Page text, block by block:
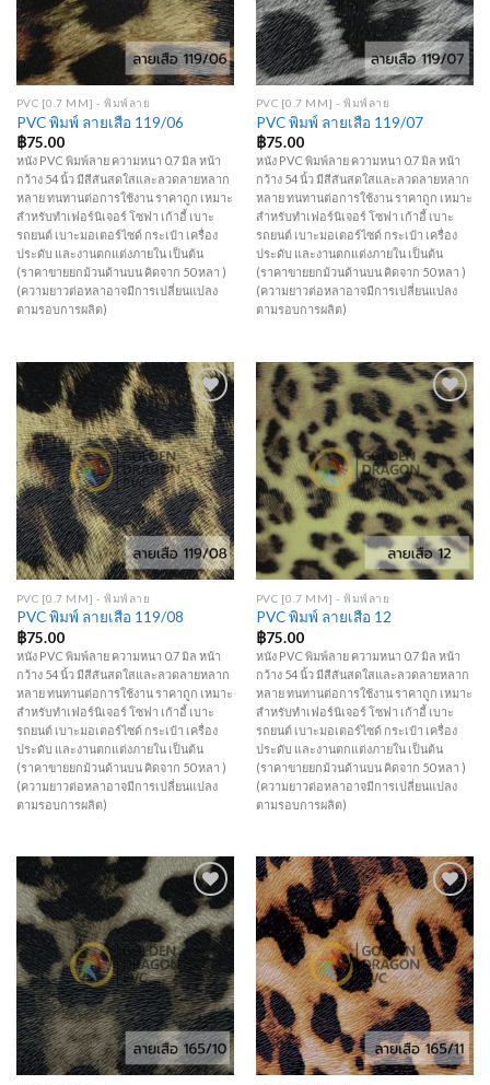
PVC [0.7 MM] - พิมพ์ลาย
PVC พิมพ์ ลายเสือ 119/06
฿75.00
หนัง PVC พิมพ์ลาย ความหนา 0.7 มิล หน้า
กว้าง 54 นิ้ว มีสีสันสดใสและลวดลายหลาก
หลาย ทนทานต่อการใช้งาน ราคาถูก เหมาะ
สำหรับทำเฟอร์นิเจอร์ โซฟา เก้าอี้ เบาะ
รถยนต์ เบาะมอเตอร์ไซด์ กระเป๋า เครื่อง
ประดับ และงานตกแต่งภายใน เป็นต้น
(ราคาขายยกม้วนด้านบน คิดจาก 50 หลา )
(ความยาวต่อหลาอาจมีการเปลี่ยนแปลง
ตามรอบการผลิต)
PVC [0.7 MM] - พิมพ์ลาย
PVC พิมพ์ ลายเสือ 119/07
฿75.00
หนัง PVC พิมพ์ลาย ความหนา 0.7 มิล หน้า
กว้าง 54 นิ้ว มีสีสันสดใสและลวดลายหลาก
หลาย ทนทานต่อการใช้งาน ราคาถูก เหมาะ
สำหรับทำเฟอร์นิเจอร์ โซฟา เก้าอี้ เบาะ
รถยนต์ เบาะมอเตอร์ไซด์ กระเป๋า เครื่อง
ประดับ และงานตกแต่งภายใน เป็นต้น
(ราคาขายยกม้วนด้านบน คิดจาก 50 หลา )
(ความยาวต่อหลาอาจมีการเปลี่ยนแปลง
ตามรอบการผลิต)
Add to
Wishlist
PVC [0.7 MM] - พิมพ์ลาย
PVC พิมพ์ ลายเสือ 119/08
฿75.00
หนัง PVC พิมพ์ลาย ความหนา 0.7 มิล หน้า
กว้าง 54 นิ้ว มีสีสันสดใสและลวดลายหลาก
หลาย ทนทานต่อการใช้งาน ราคาถูก เหมาะ
สำหรับทำเฟอร์นิเจอร์ โซฟา เก้าอี้ เบาะ
รถยนต์ เบาะมอเตอร์ไซด์ กระเป๋า เครื่อง
ประดับ และงานตกแต่งภายใน เป็นต้น
(ราคาขายยกม้วนด้านบน คิดจาก 50 หลา )
(ความยาวต่อหลาอาจมีการเปลี่ยนแปลง
ตามรอบการผลิต)
Add to
Wishlist
PVC [0.7 MM] - พิมพ์ลาย
PVC พิมพ์ ลายเสือ 12
฿75.00
หนัง PVC พิมพ์ลาย ความหนา 0.7 มิล หน้า
กว้าง 54 นิ้ว มีสีสันสดใสและลวดลายหลาก
หลาย ทนทานต่อการใช้งาน ราคาถูก เหมาะ
สำหรับทำเฟอร์นิเจอร์ โซฟา เก้าอี้ เบาะ
รถยนต์ เบาะมอเตอร์ไซด์ กระเป๋า เครื่อง
ประดับ และงานตกแต่งภายใน เป็นต้น
(ราคาขายยกม้วนด้านบน คิดจาก 50 หลา )
(ความยาวต่อหลาอาจมีการเปลี่ยนแปลง
ตามรอบการผลิต)
Add to
Wishlist
Add to
Wishlist